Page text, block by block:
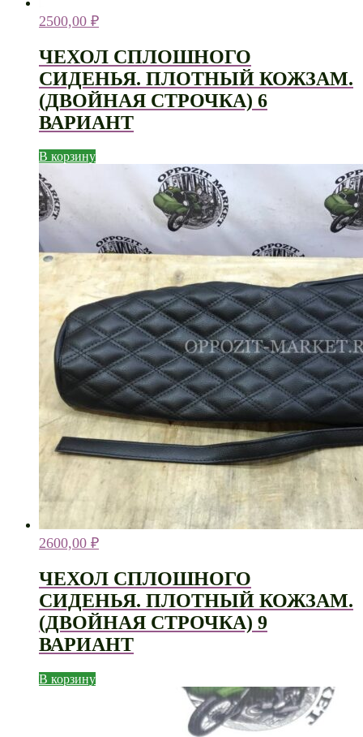
2500,00 ₽
ЧЕХОЛ СПЛОШНОГО
СИДЕНЬЯ. ПЛОТНЫЙ КОЖЗАМ.
(ДВОЙНАЯ СТРОЧКА) 6
ВАРИАНТ
В корзину
2600,00 ₽
ЧЕХОЛ СПЛОШНОГО
СИДЕНЬЯ. ПЛОТНЫЙ КОЖЗАМ.
(ДВОЙНАЯ СТРОЧКА) 9
ВАРИАНТ
В корзину